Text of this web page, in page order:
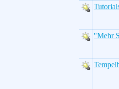
"Mehr